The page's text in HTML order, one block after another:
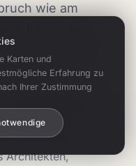
wie am
für
und 360°-
Käufer begeistern.
Architekten,
Karten und
Erfahrung zu
Ihrer Zustimmung